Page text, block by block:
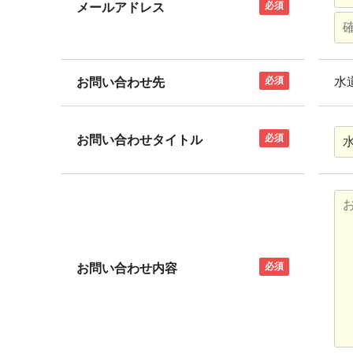
メールアドレス 必須
お問い合わせ先 必須 水
お問い合わせタイトル 必須
お問い合わせ内容 必須